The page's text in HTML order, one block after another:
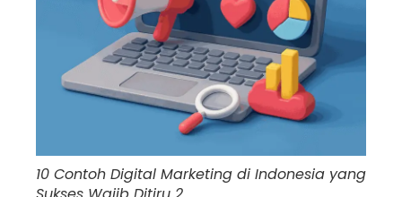
10 Contoh Digital Marketing di Indonesia yang